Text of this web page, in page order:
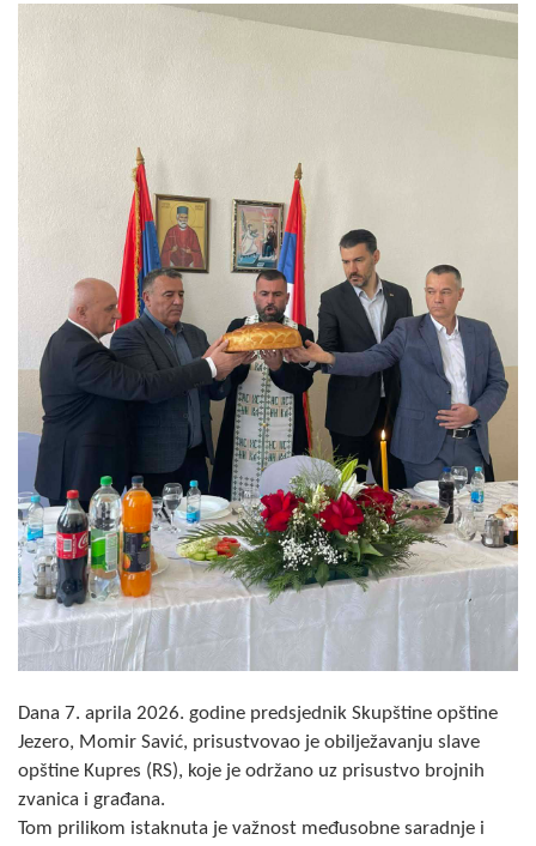
O Načelniku
Zamjenik načelnika
Izvještaj o radu načelnika
SKUPŠTINA
Statut Opštine
Skupštinsko vijeće opštine jezero
Sastav Skupštine
Službeni Glasnici
OPŠTINSKA UPRAVA
INFO
Vijesti
Aktivnosti
Javni pozivi
Obavještenja
Zaštita od požara
Dana 7. aprila 2026. godine predsjednik Skupštine opštine
Jezero, Momir Savić, prisustvovao je obilježavanju slave
opštine Kupres (RS), koje je održano uz prisustvo brojnih
zvanica i građana.
Tom prilikom istaknuta je važnost međusobne saradnje i